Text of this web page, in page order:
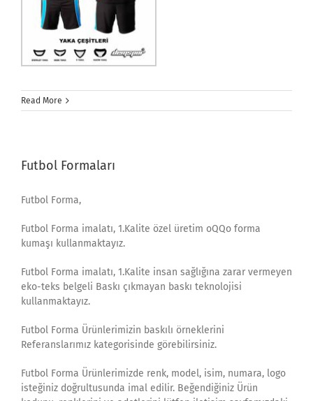
Read More
Futbol Formaları
Futbol Forma,
Futbol Forma imalatı, 1.Kalite özel üretim oQQo forma
kumaşı kullanmaktayız.
Futbol Forma imalatı, 1.Kalite insan sağlığına zarar vermeyen
eko-teks belgeli Baskı çıkmayan baskı teknolojisi
kullanmaktayız.
Futbol Forma Ürünlerimizin baskılı örneklerini
Referanslarımız kategorisinde görebilirsiniz.
Futbol Forma Ürünlerimizde renk, model, isim, numara, logo
isteğiniz doğrultusunda imal edilir. Beğendiğiniz Ürün